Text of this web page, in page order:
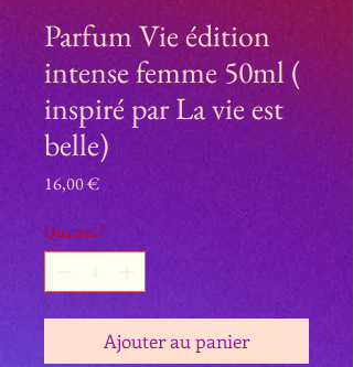
Parfum Vie édition
intense femme 50ml (
inspiré par La vie est
belle)
16,00 €Prix
Quantité *
Ajouter au panier